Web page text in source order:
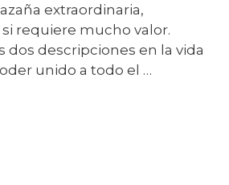
extraordinaria,
requiere mucho valor.
dos descripciones en la vida
unido a todo el …